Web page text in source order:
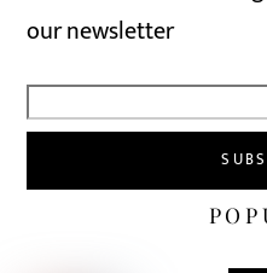
our newsletter